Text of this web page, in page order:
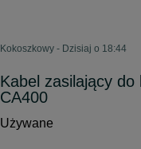
Kokoszkowy - Dzisiaj o 18:44
Kabel zasilający
CA400
Używane